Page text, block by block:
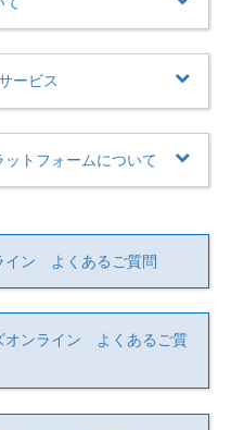
ービス
トフォームについて
イン よくあるご質問
オンライン よくあるご質